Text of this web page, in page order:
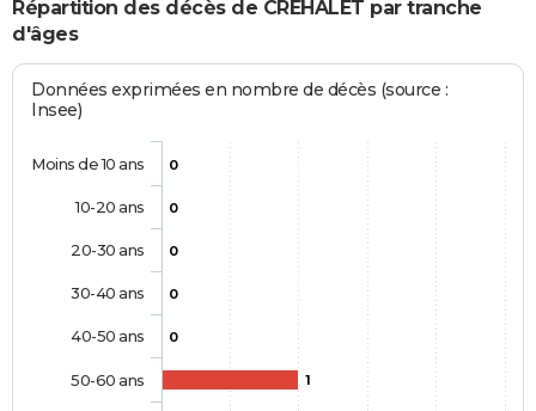
Répartition des décès de CREHALET par tranche
d'âges
Données exprimées en nombre de décès (source :
Insee)
0
0
0
0
0
1
Moins de 10 ans
10-20 ans
20-30 ans
30-40 ans
40-50 ans
50-60 ans